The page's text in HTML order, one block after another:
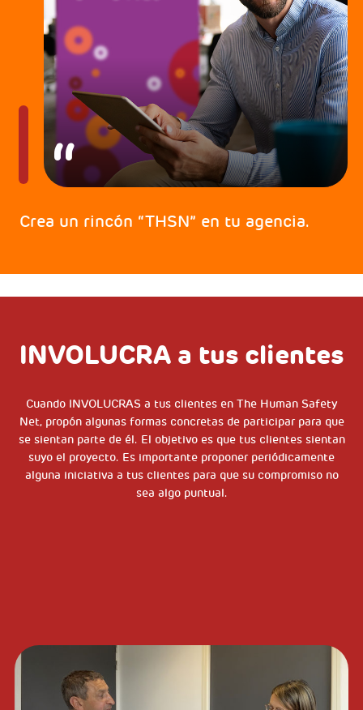
Crea un rincón “THSN” en tu agencia.
INVOLUCRA a tus clientes
Cuando INVOLUCRAS a tus clientes en The Human Safety
Net, propón algunas formas concretas de participar para que
se sientan parte de él. El objetivo es que tus clientes sientan
suyo el proyecto. Es importante proponer periódicamente
alguna iniciativa a tus clientes para que su compromiso no
sea algo puntual.